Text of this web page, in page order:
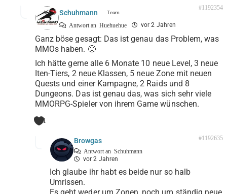
Schuhmann
Antwort an Huehuehue vor 2 Jahren
#1192354
Ganz böse gesagt: Das ist genau das Problem, was
MMOs haben. 🙂
Ich hätte gerne alle 6 Monate 10 neue Level, 3 neue
Iten-Tiers, 2 neue Klassen, 5 neue Zone mit neuen
Quests und einer Kampagne, 2 Raids und 8
Dungeons. Das ist genau das, was sich sehr viele
MMORPG-Spieler von ihrem Game wünschen.
1
Browgas
Antwort an Schuhmann
vor 2 Jahren
#1192635
Ich glaube ihr habt es beide nur so halb
Umrissen.